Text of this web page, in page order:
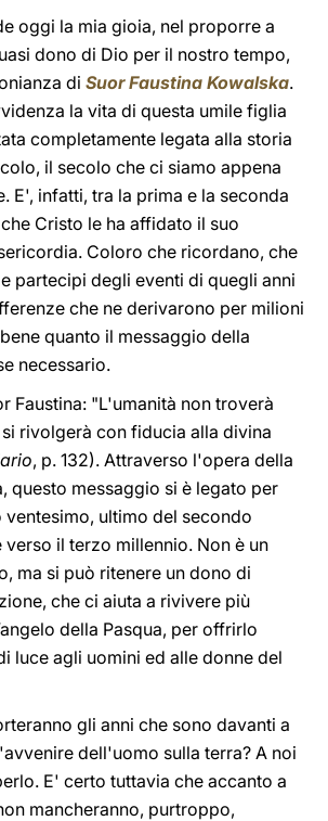
oggi la mia gioia, nel proporre a
dono di Dio per il nostro tempo,
di Suor Faustina Kowalska.
la vita di questa umile figlia
completamente legata alla storia
il secolo che ci siamo appena
E', infatti, tra la prima e la seconda
Cristo le ha affidato il suo
Coloro che ricordano, che
partecipi degli eventi di quegli anni
che ne derivarono per milioni
quanto il messaggio della
necessario.
Faustina: "L'umanità non troverà
rivolgerà con fiducia alla divina
, p. 132). Attraverso l'opera della
questo messaggio si è legato per
ventesimo, ultimo del secondo
verso il terzo millennio. Non è un
ma si può ritenere un dono di
che ci aiuta a rivivere più
della Pasqua, per offrirlo
luce agli uomini ed alle donne del
gli anni che sono davanti a
dell'uomo sulla terra? A noi
E' certo tuttavia che accanto a
mancheranno, purtroppo,